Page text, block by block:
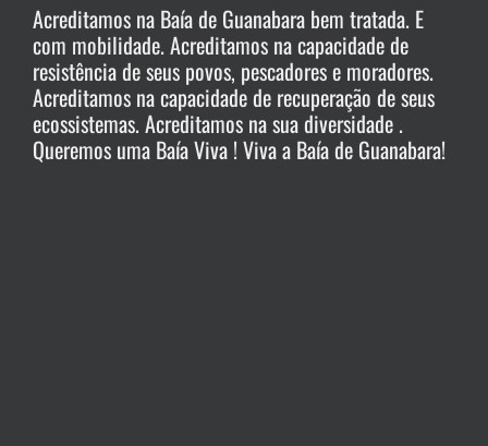
Acreditamos na Baía de Guanabara bem tratada. E
com mobilidade. Acreditamos na capacidade de
resistência de seus povos, pescadores e moradores.
Acreditamos na capacidade de recuperação de seus
ecossistemas. Acreditamos na sua diversidade .
Queremos uma Baía Viva ! Viva a Baía de Guanabara!